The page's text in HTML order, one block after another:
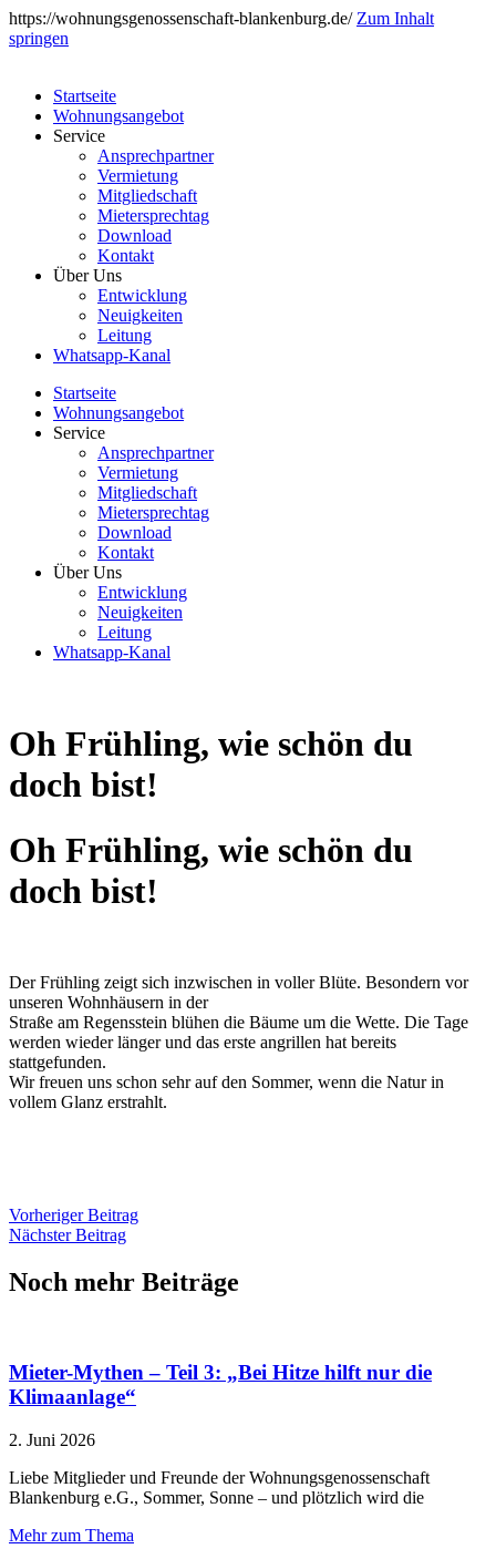
https://wohnungsgenossenschaft-blankenburg.de/ Zum Inhalt
springen
Startseite
Wohnungsangebot
Service
Ansprechpartner
Vermietung
Mitgliedschaft
Mietersprechtag
Download
Kontakt
Über Uns
Entwicklung
Neuigkeiten
Leitung
Whatsapp-Kanal
Startseite
Wohnungsangebot
Service
Ansprechpartner
Vermietung
Mitgliedschaft
Mietersprechtag
Download
Kontakt
Über Uns
Entwicklung
Neuigkeiten
Leitung
Whatsapp-Kanal
Oh Frühling, wie schön du
doch bist!
Oh Frühling, wie schön du
doch bist!
Der Frühling zeigt sich inzwischen in voller Blüte. Besondern vor
unseren Wohnhäusern in der
Straße am Regensstein blühen die Bäume um die Wette. Die Tage
werden wieder länger und das erste angrillen hat bereits
stattgefunden.
Wir freuen uns schon sehr auf den Sommer, wenn die Natur in
vollem Glanz erstrahlt.
Vorheriger Beitrag
Nächster Beitrag
Noch mehr Beiträge
Mieter-Mythen – Teil 3: „Bei Hitze hilft nur die
Klimaanlage“
2. Juni 2026
Liebe Mitglieder und Freunde der Wohnungsgenossenschaft
Blankenburg e.G., Sommer, Sonne – und plötzlich wird die
Mehr zum Thema